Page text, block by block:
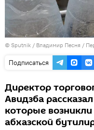
© Sputnik / Владимир Песня /
Подписаться
Директор
Авидзба
которые
абхазской